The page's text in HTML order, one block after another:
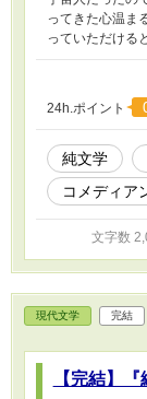
ってきた心温ま
っていただける
24h.ポイント
純文学
コメディア
文字数
現代文学 完結
【完結】